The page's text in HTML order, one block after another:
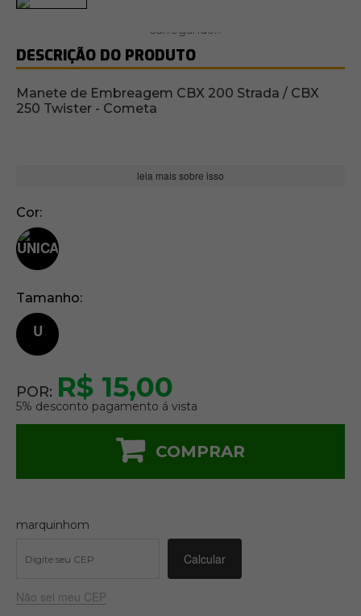
DESCRIÇÃO DO PRODUTO
Manete de Embreagem CBX 200 Strada / CBX
250 Twister - Cometa
leia mais sobre isso
Cor
Tamanho
U
POR: R$ 15,00
5% desconto pagamento á vista
COMPRAR
marquinhom
Não sei meu CEP